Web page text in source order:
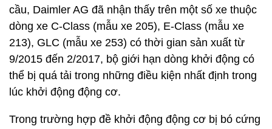
cầu, Daimler AG đã nhận thấy trên một số xe thuộc
dòng xe C-Class (mẫu xe 205), E-Class (mẫu xe
213), GLC (mẫu xe 253) có thời gian sản xuất từ
9/2015 đến 2/2017, bộ giới hạn dòng khởi động có
thể bị quá tải trong những điều kiện nhất định trong
lúc khởi động động cơ.
Trong trường hợp đề khởi động động cơ bị bó cứng